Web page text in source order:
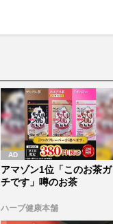
アマゾン1位「このお茶ガ
チです」噂のお茶
ハーブ健康本舗